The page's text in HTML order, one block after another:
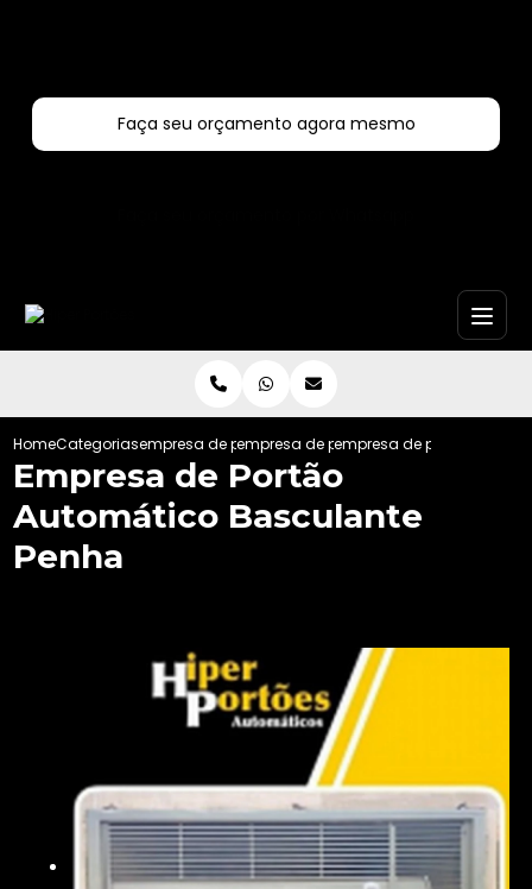
Faça seu orçamento agora mesmo
HomeCategoriasempresa de portoes automaticos
empresa de portao automatico de
empresa de portao
Empresa de Portão
Automático Basculante
Penha